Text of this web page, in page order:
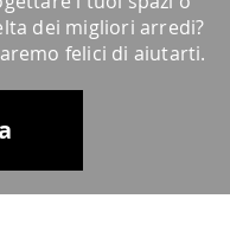
dei migliori arredi?
felici di aiutarti.